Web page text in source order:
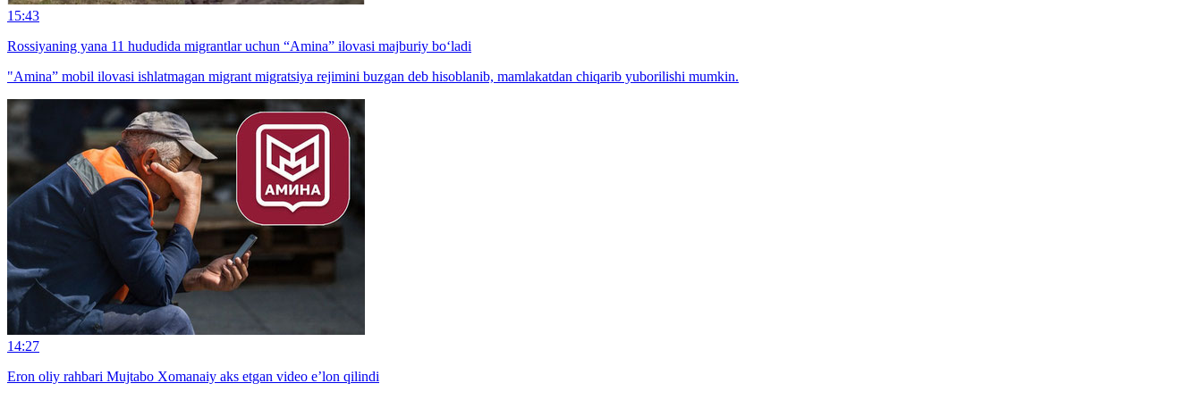
15:43
Rossiyaning yana 11 hududida migrantlar uchun “Amina” ilovasi majburiy bo‘ladi
"Amina” mobil ilovasi ishlatmagan migrant migratsiya rejimini buzgan deb hisoblanib, mamlakatdan chiqarib yuborilishi mumkin.
14:27
Eron oliy rahbari Mujtabo Xomanaiy aks etgan video e’lon qilindi